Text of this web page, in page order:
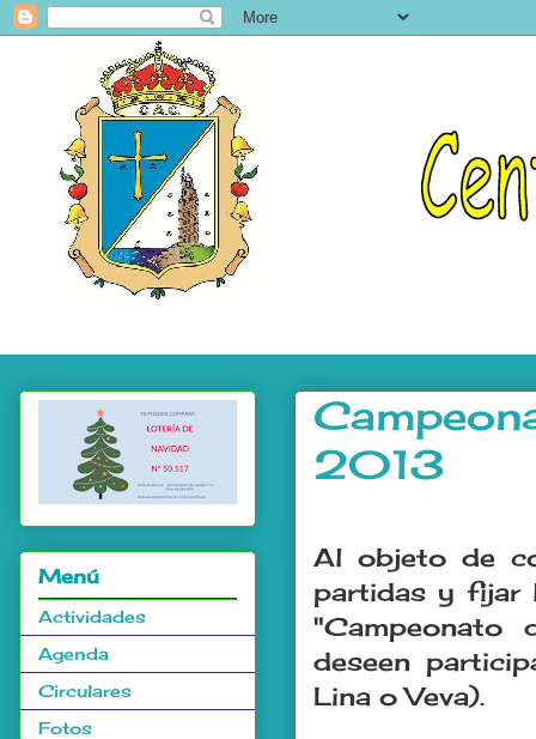
2013
Al objeto de
partidas y fijar
"Campeonato
deseen
Lina o Veva).
Menú
Actividades
Agenda
Circulares
Fotos